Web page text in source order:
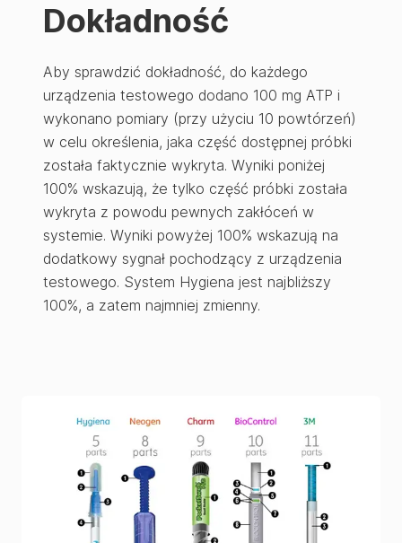
Dokładność
Aby sprawdzić dokładność, do każdego
urządzenia testowego dodano 100 mg ATP i
wykonano pomiary (przy użyciu 10 powtórzeń)
w celu określenia, jaka część dostępnej próbki
została faktycznie wykryta. Wyniki poniżej
100% wskazują, że tylko część próbki została
wykryta z powodu pewnych zakłóceń w
systemie. Wyniki powyżej 100% wskazują na
dodatkowy sygnał pochodzący z urządzenia
testowego. System Hygiena jest najbliższy
100%, a zatem najmniej zmienny.